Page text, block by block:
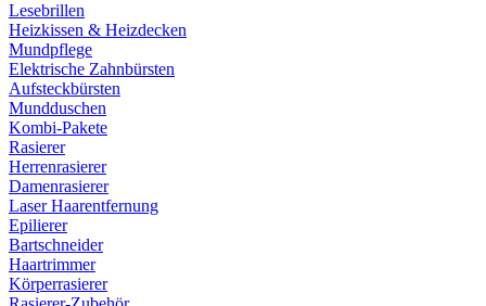
Lesebrillen
Heizkissen & Heizdecken
Mundpflege
Elektrische Zahnbürsten
Aufsteckbürsten
Mundduschen
Kombi-Pakete
Rasierer
Herrenrasierer
Damenrasierer
Laser Haarentfernung
Epilierer
Bartschneider
Haartrimmer
Körperrasierer